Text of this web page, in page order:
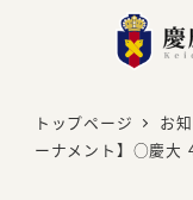
トップページ お
ーナメント】○慶大